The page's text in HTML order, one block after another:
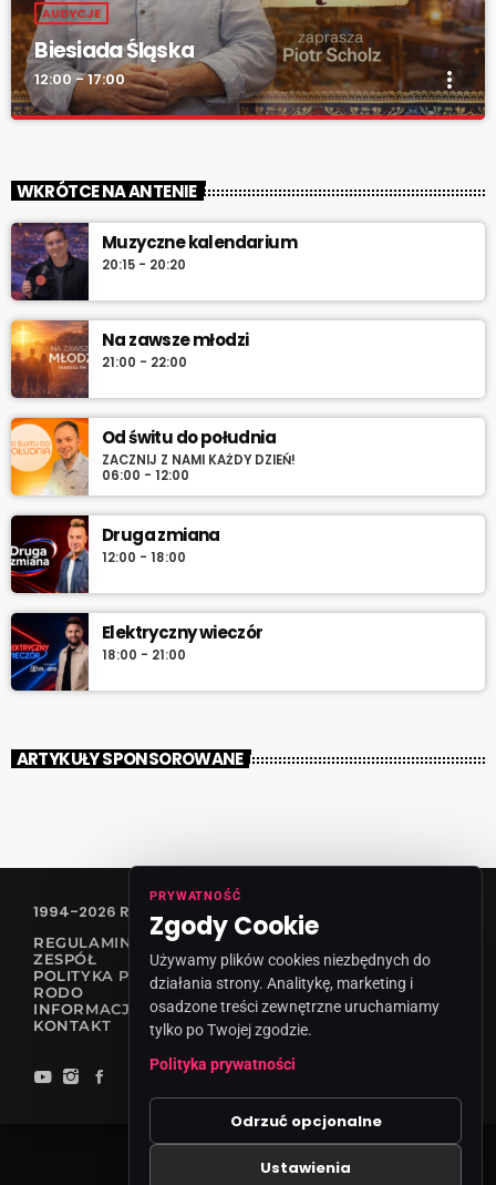
AUDYCJE
Biesiada Śląska
12:00 - 17:00 more_vert
„Biesiada Śląska” – w każdą niedzielę od 12:00 do 17:00. Piotr
Scholz, muzyka biesiadna, rozmowy z gwiazdami, konkursy i
pozdrowienia na antenie.
WKRÓTCE NA ANTENIE
Muzyczne kalendarium
20:15 - 20:20
Na zawsze młodzi
21:00 - 22:00
Od świtu do południa
ZACZNIJ Z NAMI KAŻDY DZIEŃ!
06:00 - 12:00
Druga zmiana
12:00 - 18:00
Elektryczny wieczór
18:00 - 21:00
ARTYKUŁY SPONSOROWANE
1994-2026 RADIO VANESSA SPÓŁKA Z O.O
REGULAMIN KONKURSÓW
ZESPÓŁ
POLITYKA PRYWATNOŚCI
RODO
INFORMACJA O NADAWCY
KONTAKT
PRYWATNOŚĆ
Zgody Cookie
Używamy plików cookies niezbędnych do
działania strony. Analitykę, marketing i
osadzone treści zewnętrzne uruchamiamy
tylko po Twojej zgodzie.
Polityka prywatności
Odrzuć opcjonalne
Ustawienia
Zgody cookies